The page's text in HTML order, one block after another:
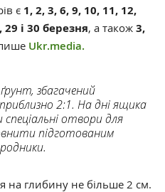
є 1, 2, 3, 6, 9, 10, 11, 12,
29 і 30 березня, а також 3,
Ukr.media.
збагачений
2:1. На дні ящика
отвори для
підготованим
на глибину не більше 2 см.